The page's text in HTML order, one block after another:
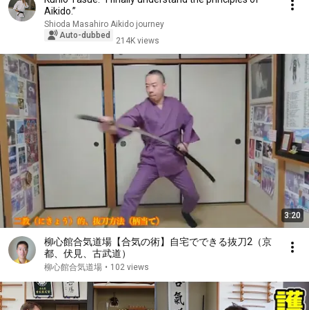
Aikido.”
Shioda Masahiro Aikido journey
Auto-dubbed
214K views
3:20
柳心館合気道場【合気の術】自宅でできる抜刀2（京
都、伏見、古武道）
柳心館合気道場 • 102 views